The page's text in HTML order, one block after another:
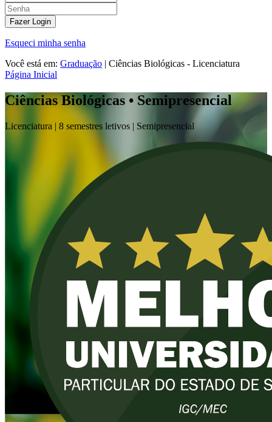
Fazer Login
Esqueci minha senha
Você está em: Graduação | Ciências Biológicas - Licenciatura
Página Inicial
Ciências Biológicas • Semipresencial
Licenciatura | 8 semestres letivos | Semipresencial